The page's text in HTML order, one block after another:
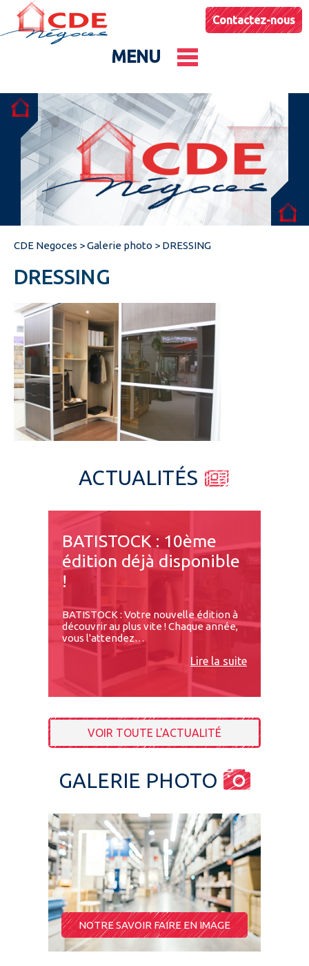
Contactez-nous
MENU
Le groupe
Nos entités
Conseils & Astuces
Actualités
Espace pro
CDE Negoces >Galerie photo > DRESSING
DRESSING
ACTUALITÉS
BATISTOCK : 10ème
édition déjà disponible
!
BATISTOCK : Votre nouvelle édition à
découvrir au plus vite ! Chaque année,
vous l'attendez…
Lire la suite
VOIR TOUTE L'ACTUALITÉ
GALERIE PHOTO
NOTRE SAVOIR FAIRE EN IMAGE